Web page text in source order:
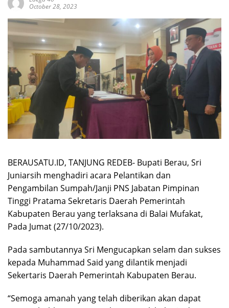
October 28, 2023
BERAUSATU.ID, TANJUNG REDEB- Bupati Berau, Sri
Juniarsih menghadiri acara Pelantikan dan
Pengambilan Sumpah/Janji PNS Jabatan Pimpinan
Tinggi Pratama Sekretaris Daerah Pemerintah
Kabupaten Berau yang terlaksana di Balai Mufakat,
Pada Jumat (27/10/2023).
Pada sambutannya Sri Mengucapkan selam dan sukses
kepada Muhammad Said yang dilantik menjadi
Sekertaris Daerah Pemerintah Kabupaten Berau.
“Semoga amanah yang telah diberikan akan dapat